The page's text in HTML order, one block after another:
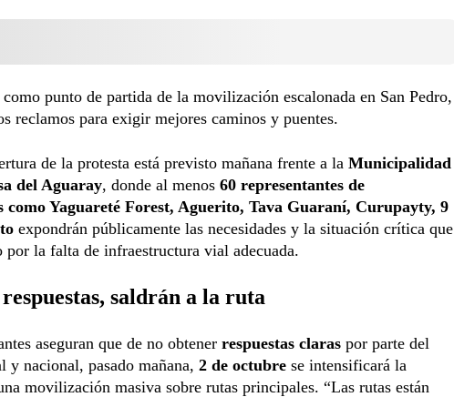
punto de partida de la movilización escalonada en San Pedro,
reclamos para exigir mejores caminos y puentes.
de la protesta está previsto mañana frente a la Municipalidad
del Aguaray, donde al menos 60 representantes de
como Yaguareté Forest, Aguerito, Tava Guaraní, Curupayty, 9
expondrán públicamente las necesidades y la situación crítica que
la falta de infraestructura vial adecuada.
saldrán a la ruta
aseguran que de no obtener respuestas claras por parte del
y nacional, pasado mañana, 2 de octubre se intensificará la
movilización masiva sobre rutas principales. “Las rutas están